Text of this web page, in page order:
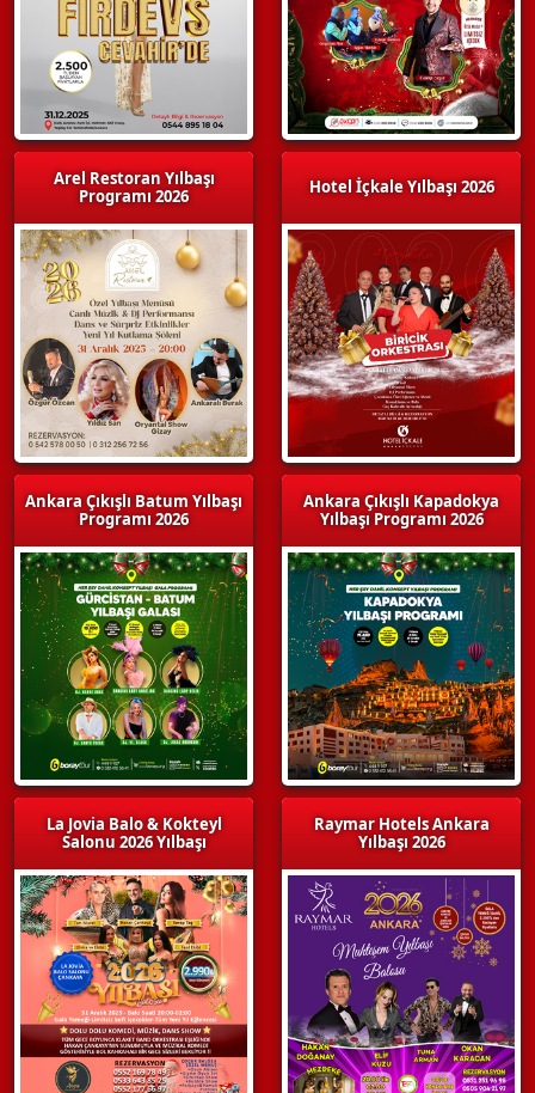
Arel Restoran Yılbaşı
Programı 2026
Ankara Çıkışlı Batum Yılbaşı
Programı 2026
La Jovia Balo & Kokteyl
Salonu 2026 Yılbaşı
Hotel İçkale Yılbaşı 2026
Ankara Çıkışlı Kapadokya
Yılbaşı Programı 2026
Raymar Hotels Ankara
Yılbaşı 2026